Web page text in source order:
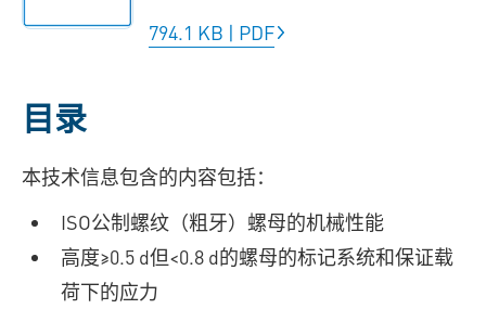
794.1 KB | PDF
目录
本技术信息包含的内容包括：
ISO公制螺纹（粗牙）螺母的机械性能
高度≥0.5 d但<0.8 d的螺母的标记系统和保证载
荷下的应力